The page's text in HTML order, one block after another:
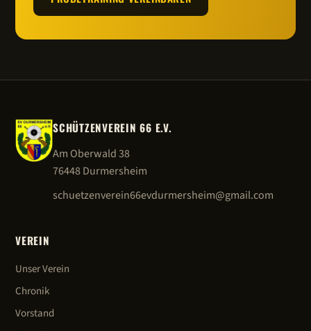
SCHÜTZENVEREIN 66 E.V.
Am Oberwald 38
76448 Durmersheim
schuetzenverein66evdurmersheim@gmail.com
VEREIN
Unser Verein
Chronik
Vorstand